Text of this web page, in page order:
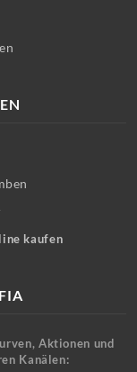
kaufen
Aktionen und
Kanälen: